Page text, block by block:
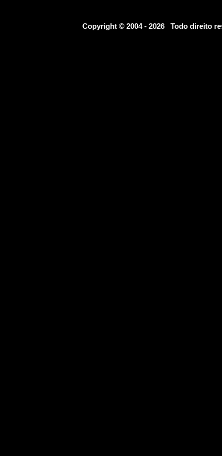
Copyright © 2004 - 2026 Todo direito